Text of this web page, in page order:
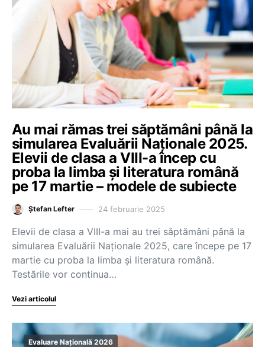
Au mai rămas trei săptămâni până la
simularea Evaluării Naționale 2025.
Elevii de clasa a VIII-a încep cu
proba la limba și literatura română
pe 17 martie – modele de subiecte
Ștefan Lefter 24 februarie 2025
Elevii de clasa a VIII-a mai au trei săptămâni până la
simularea Evaluării Naționale 2025, care începe pe 17
martie cu proba la limba și literatura română.
Testările vor continua…
Vezi articolul
Evaluare Națională 2026